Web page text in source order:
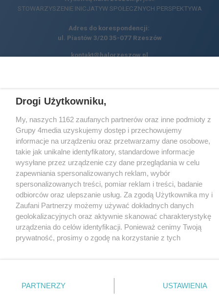
STOWARZYSZENIE INICJATYW SPOŁECZNYCH PERSPEKTYWA
Adres do korespondencji:
ul. Piastów 3/20 35-077 Rzeszów
kontakt@halorzeszow.pl
Regulamin portalu
Facebook.com
X.comInstagram.com
Tiktok.com
Youtube.com
51.07%
Drogi Użytkowniku,
My, naszych 1162 zaufanych partnerów oraz inne podmioty z
Grupy 4media uzyskujemy dostęp i przechowujemy
informacje na urządzeniu oraz przetwarzamy dane osobowe,
takie jak unikalne identyfikatory, standardowe informacje
wysyłane przez urządzenie czy dane przeglądania w celu
zapewniania spersonalizowanych reklam, wybór
spersonalizowanych treści, pomiar reklam i treści, badanie
odbiorców oraz ulepszanie usług. Za zgodą Użytkownika my i
Zaufani Partnerzy możemy używać dokładnych danych
geolokalizacyjnych oraz aktywnie skanować charakterystykę
urządzenia do celów identyfikacji. Ponieważ cenimy Twoją
prywatność, prosimy o zgodę na korzystanie z tych
. Niektóre rodzaje przetwarzania
PARTNERZY USTAWIENIA